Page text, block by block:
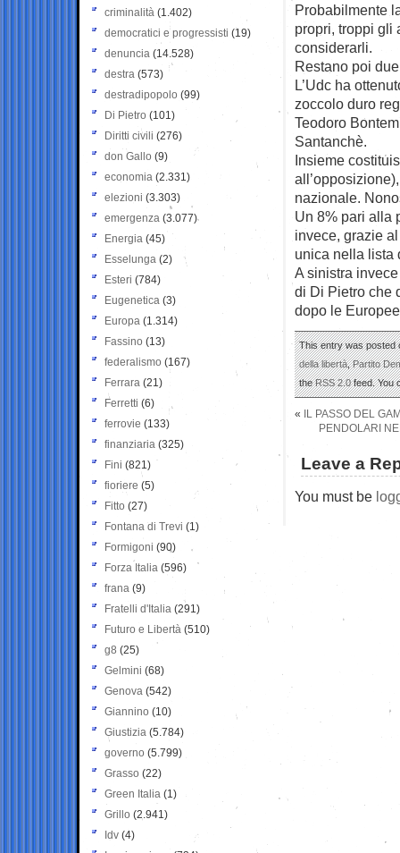
Probabilmente
propri, troppi gli
considerarli.
Restano poi
L’Udc ha
zoccolo duro
Teodoro
Santanchè.
Insieme
nazionale.
Un 8% pari alla
invece, grazie
unica nella lista
A sinistra
di Di Pietro che
dopo le
This entry was posted
della libertà,Partito
theRSS 2.0feed. You
«
IL PASSO DEL
PENDOLARI
Leave a
You must be
criminalità (1.402)
democratici e progressisti (19)
denuncia (14.528)
destra (573)
destradipopolo (99)
Di Pietro (101)
Diritti civili (276)
don Gallo (9)
economia (2.331)
elezioni (3.303)
emergenza (3.077)
Energia (45)
Esselunga (2)
Esteri (784)
Eugenetica (3)
Europa (1.314)
Fassino (13)
federalismo (167)
Ferrara (21)
Ferretti (6)
ferrovie (133)
finanziaria (325)
Fini (821)
fioriere (5)
Fitto (27)
Fontana di Trevi (1)
Formigoni (90)
Forza Italia (596)
frana (9)
Fratelli d'Italia (291)
Futuro e Libertà (510)
g8 (25)
Gelmini (68)
Genova (542)
Giannino (10)
Giustizia (5.784)
governo (5.799)
Grasso (22)
Green Italia (1)
Grillo (2.941)
Idv (4)